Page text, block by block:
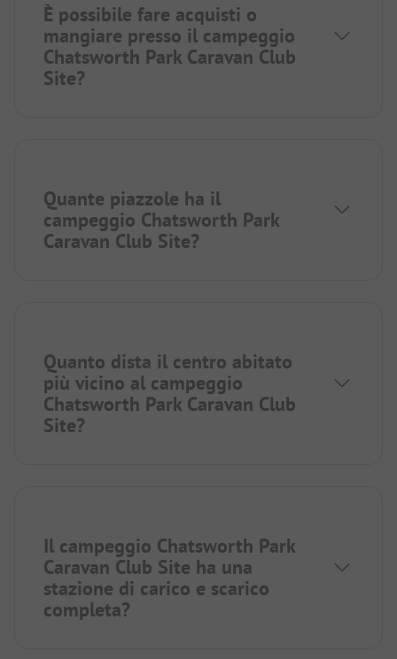
È possibile fare acquisti o
mangiare presso il campeggio
Chatsworth Park Caravan Club
Site?
Quante piazzole ha il
campeggio Chatsworth Park
Caravan Club Site?
Quanto dista il centro abitato
più vicino al campeggio
Chatsworth Park Caravan Club
Site?
Il campeggio Chatsworth Park
Caravan Club Site ha una
stazione di carico e scarico
completa?